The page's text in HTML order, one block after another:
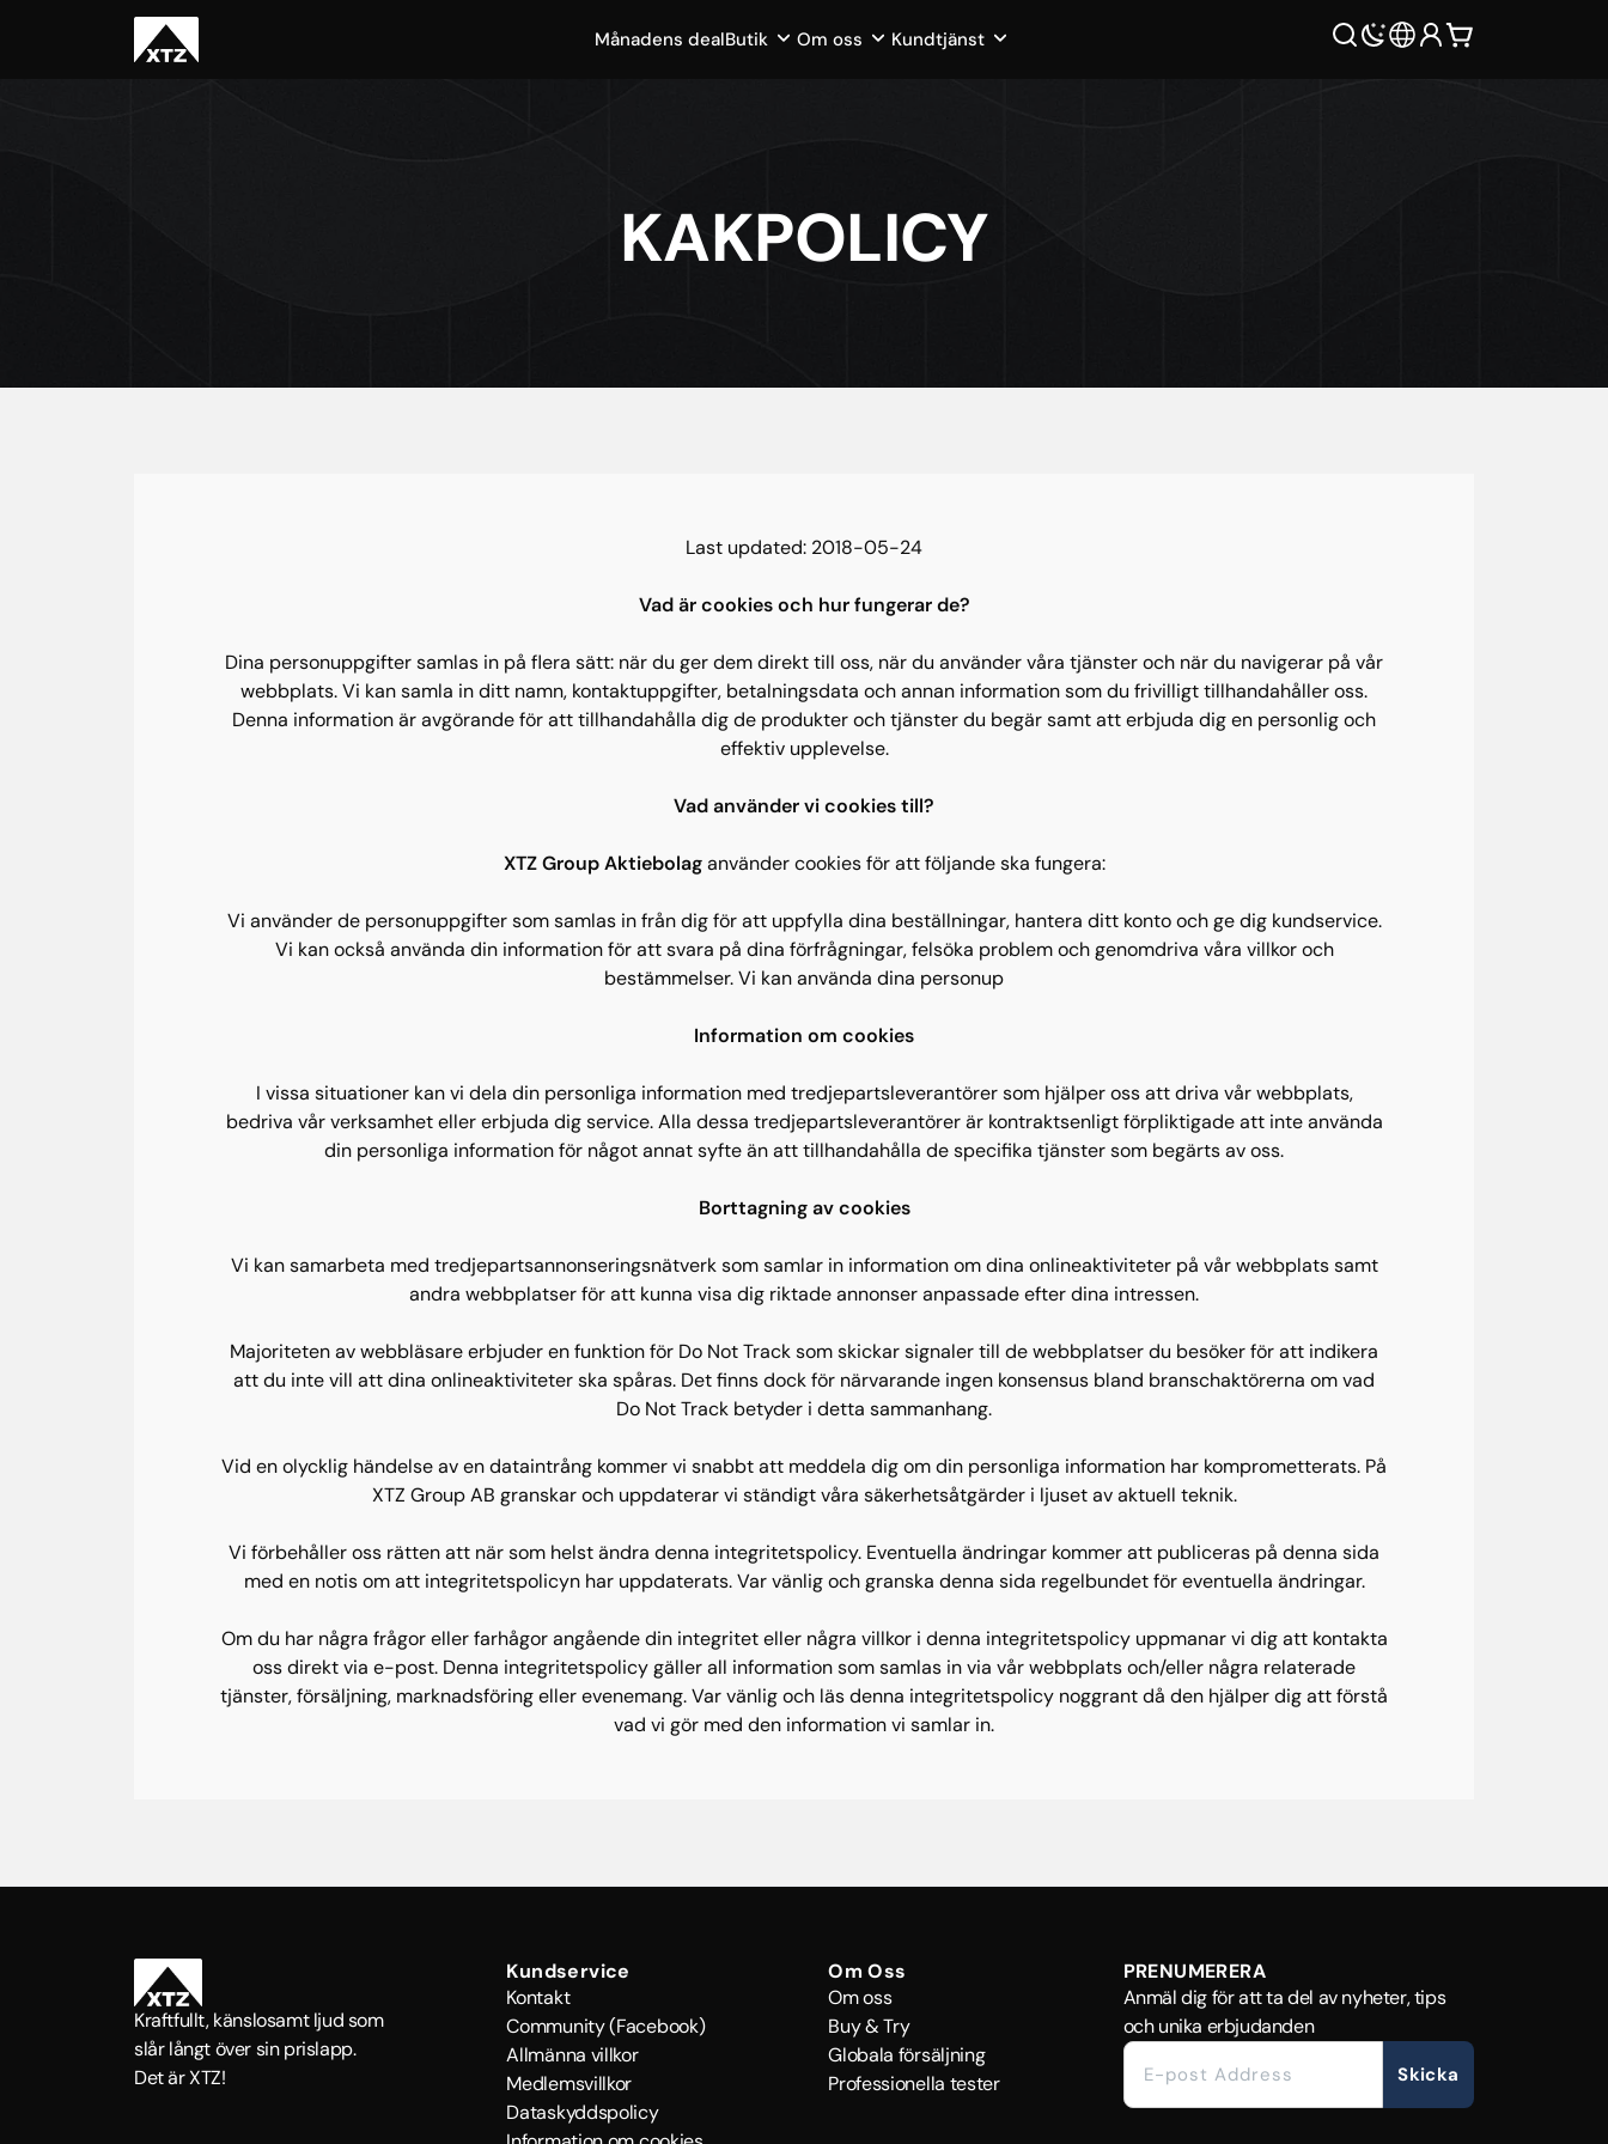
Månadens dealButik Om oss Kundtjänst
KAKPOLICY
Last updated: 2018-05-24
Vad är cookies och hur fungerar de?
Dina personuppgifter samlas in på flera sätt: när du ger dem direkt till oss, när du använder våra tjänster och när du navigerar på vår
webbplats. Vi kan samla in ditt namn, kontaktuppgifter, betalningsdata och annan information som du frivilligt tillhandahåller oss.
Denna information är avgörande för att tillhandahålla dig de produkter och tjänster du begär samt att erbjuda dig en personlig och
effektiv upplevelse.
Vad använder vi cookies till?
XTZ Group Aktiebolaganvänder cookies för att följande ska fungera:
Vi använder de personuppgifter som samlas in från dig för att uppfylla dina beställningar, hantera ditt konto och ge dig kundservice.
Vi kan också använda din information för att svara på dina förfrågningar, felsöka problem och genomdriva våra villkor och
bestämmelser. Vi kan använda dina personup
Information om cookies
I vissa situationer kan vi dela din personliga information med tredjepartsleverantörer som hjälper oss att driva vår webbplats,
bedriva vår verksamhet eller erbjuda dig service. Alla dessa tredjepartsleverantörer är kontraktsenligt förpliktigade att inte använda
din personliga information för något annat syfte än att tillhandahålla de specifika tjänster som begärts av oss.
Borttagning av cookies
Vi kan samarbeta med tredjepartsannonseringsnätverk som samlar in information om dina onlineaktiviteter på vår webbplats samt
andra webbplatser för att kunna visa dig riktade annonser anpassade efter dina intressen.
Majoriteten av webbläsare erbjuder en funktion för Do Not Track som skickar signaler till de webbplatser du besöker för att indikera
att du inte vill att dina onlineaktiviteter ska spåras. Det finns dock för närvarande ingen konsensus bland branschaktörerna om vad
Do Not Track betyder i detta sammanhang.
Vid en olycklig händelse av en dataintrång kommer vi snabbt att meddela dig om din personliga information har komprometterats. På
XTZ Group AB granskar och uppdaterar vi ständigt våra säkerhetsåtgärder i ljuset av aktuell teknik.
Vi förbehåller oss rätten att när som helst ändra denna integritetspolicy. Eventuella ändringar kommer att publiceras på denna sida
med en notis om att integritetspolicyn har uppdaterats. Var vänlig och granska denna sida regelbundet för eventuella ändringar.
Om du har några frågor eller farhågor angående din integritet eller några villkor i denna integritetspolicy uppmanar vi dig att kontakta
oss direkt via e-post. Denna integritetspolicy gäller all information som samlas in via vår webbplats och/eller några relaterade
tjänster, försäljning, marknadsföring eller evenemang. Var vänlig och läs denna integritetspolicy noggrant då den hjälper dig att förstå
vad vi gör med den information vi samlar in.
Kraftfullt, känslosamt ljud som
slår långt över sin prislapp.
Det är XTZ!
Kundservice
Kontakt
Community (Facebook)
Allmänna villkor
Medlemsvillkor
Dataskyddspolicy
Om Oss
Om oss
Buy & Try
Globala försäljning
Professionella tester
PRENUMERERA
Anmäl dig för att ta del av nyheter, tips
och unika erbjudanden
Skicka